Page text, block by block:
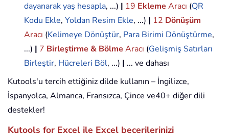
dayanarak yaş hesapla, ...) | 19 Ekleme Aracı (QR
Kodu Ekle, Yoldan Resim Ekle, ...) | 12 Dönüşüm
Aracı (Kelimeye Dönüştür, Para Birimi Dönüştürme,
...) | 7 Birleştirme & Bölme Aracı (Gelişmiş Satırları
Birleştir, Hücreleri Böl, ...) | ... ve dahası
Kutools'u tercih ettiğiniz dilde kullanın – İngilizce,
İspanyolca, Almanca, Fransızca, Çince ve40+ diğer dili
destekler!
Kutools for Excel ile Excel becerilerinizi